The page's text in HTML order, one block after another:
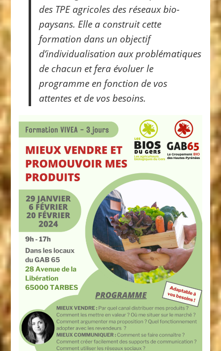
des TPE agricoles des réseaux bio-
paysans. Elle a construit cette
formation dans un objectif
d’individualisation aux problématiques
de chacun et fera évoluer le
programme en fonction de vos
attentes et de vos besoins.